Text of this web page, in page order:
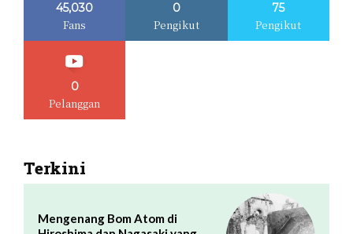
45,030
Fans
0
Pengikut
75
Pengikut
0
Pelanggan
Terkini
Mengenang Bom Atom di